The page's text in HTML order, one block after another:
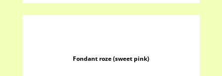
Fondant roze (sweet pink)